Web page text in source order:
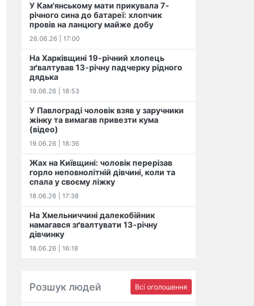
У Кам'янському мати прикувала 7-
річного сина до батареї: хлопчик
провів на ланцюгу майже добу
26.06.26 | 17:00
На Харківщині 19-річний хлопець​
️зґвалтував 13-річну падчерку рідного
дядька
19.06.26 | 18:53
У Павлограді чоловік взяв у заручники
жінку та вимагав привезти кума
(відео)
19.06.26 | 18:36
Жах на Київщині: чоловік перерізав
горло неповнолітній дівчині, коли та
спала у своєму ліжку
18.06.26 | 17:38
На Хмельниччині далекобійник
намагався зґвалтувати 13-річну
дівчинку
18.06.26 | 16:18
Розшук людей Всі оголошення